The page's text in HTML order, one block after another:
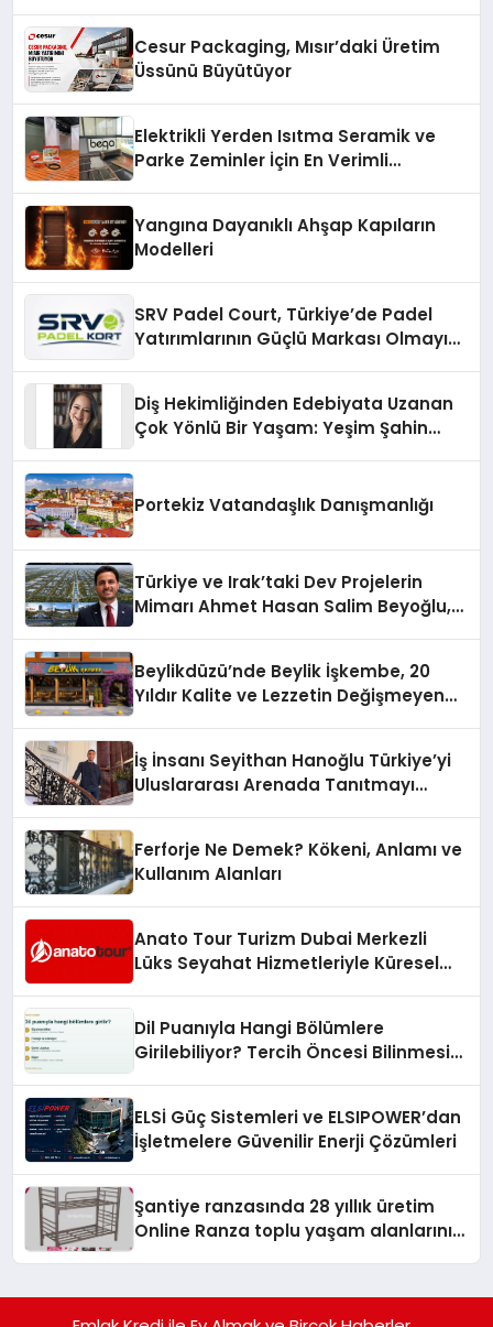
Cesur Packaging, Mısır’daki Üretim
Üssünü Büyütüyor
Elektrikli Yerden Isıtma Seramik ve
Parke Zeminler İçin En Verimli
Yangına Dayanıklı Ahşap Kapıların
Modelleri
SRV Padel Court, Türkiye’de Padel
Yatırımlarının Güçlü Markası Olmayı
Diş Hekimliğinden Edebiyata Uzanan
Çok Yönlü Bir Yaşam: Yeşim Şahin
Portekiz Vatandaşlık Danışmanlığı
Türkiye ve Irak’taki Dev Projelerin
Mimarı Ahmet Hasan Salim Beyoğlu,
Hayata Geçirecek
Beylikdüzü’nde Beylik İşkembe, 20
Yıldır Kalite ve Lezzetin Değişmeyen
İş İnsanı Seyithan Hanoğlu Türkiye’yi
Uluslararası Arenada Tanıtmayı
Ferforje Ne Demek? Kökeni, Anlamı ve
Kullanım Alanları
Anato Tour Turizm Dubai Merkezli
Lüks Seyahat Hizmetleriyle Küresel
Dil Puanıyla Hangi Bölümlere
Girilebiliyor? Tercih Öncesi Bilinmesi
ELSİ Güç Sistemleri ve ELSIPOWER’dan
İşletmelere Güvenilir Enerji Çözümleri
Şantiye ranzasında 28 yıllık üretim
Online Ranza toplu yaşam alanlarını